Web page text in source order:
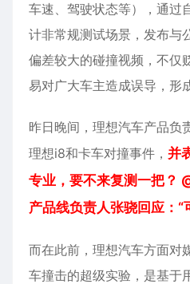
车速、驾驶状态等），通过
计非常规测试场景，发布与
偏差较大的碰撞视频，不仅
易对广大车主造成误导，形
昨日晚间，理想汽车产品负
理想i8和卡车对撞事件， 并
专业，要不来复测一把？
产品线负责人张骁回应：“
而在此前，理想汽车方面对
车撞击的超级实验，是基于